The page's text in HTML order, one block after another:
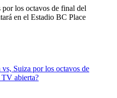
los octavos de final del
en el Estadio BC Place